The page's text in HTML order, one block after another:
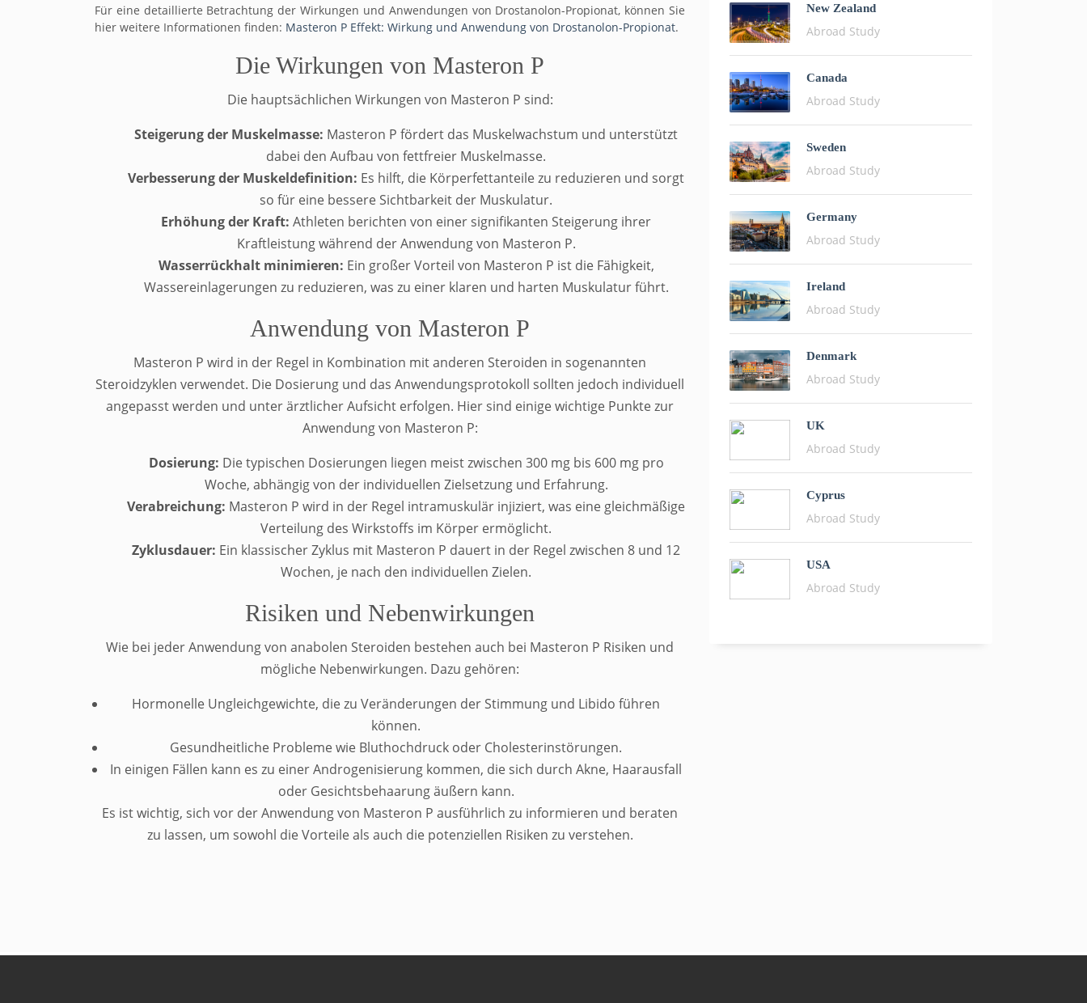
Für eine detaillierte Betrachtung der Wirkungen und Anwendungen von Drostanolon-Propionat, können Sie
hier weitere Informationen finden: Masteron P Effekt: Wirkung und Anwendung von Drostanolon-Propionat.
Die Wirkungen von Masteron P
Die hauptsächlichen Wirkungen von Masteron P sind:
Steigerung der Muskelmasse: Masteron P fördert das Muskelwachstum und unterstützt
dabei den Aufbau von fettfreier Muskelmasse.
Verbesserung der Muskeldefinition: Es hilft, die Körperfettanteile zu reduzieren und sorgt
so für eine bessere Sichtbarkeit der Muskulatur.
Erhöhung der Kraft: Athleten berichten von einer signifikanten Steigerung ihrer
Kraftleistung während der Anwendung von Masteron P.
Wasserrückhalt minimieren: Ein großer Vorteil von Masteron P ist die Fähigkeit,
Wassereinlagerungen zu reduzieren, was zu einer klaren und harten Muskulatur führt.
Anwendung von Masteron P
Masteron P wird in der Regel in Kombination mit anderen Steroiden in sogenannten
Steroidzyklen verwendet. Die Dosierung und das Anwendungsprotokoll sollten jedoch individuell
angepasst werden und unter ärztlicher Aufsicht erfolgen. Hier sind einige wichtige Punkte zur
Anwendung von Masteron P:
Dosierung: Die typischen Dosierungen liegen meist zwischen 300 mg bis 600 mg pro
Woche, abhängig von der individuellen Zielsetzung und Erfahrung.
Verabreichung: Masteron P wird in der Regel intramuskulär injiziert, was eine gleichmäßige
Verteilung des Wirkstoffs im Körper ermöglicht.
Zyklusdauer: Ein klassischer Zyklus mit Masteron P dauert in der Regel zwischen 8 und 12
Wochen, je nach den individuellen Zielen.
Risiken und Nebenwirkungen
Wie bei jeder Anwendung von anabolen Steroiden bestehen auch bei Masteron P Risiken und
mögliche Nebenwirkungen. Dazu gehören:
Hormonelle Ungleichgewichte, die zu Veränderungen der Stimmung und Libido führen
können.
Gesundheitliche Probleme wie Bluthochdruck oder Cholesterinstörungen.
In einigen Fällen kann es zu einer Androgenisierung kommen, die sich durch Akne, Haarausfall
oder Gesichtsbehaarung äußern kann.
Es ist wichtig, sich vor der Anwendung von Masteron P ausführlich zu informieren und beraten
zu lassen, um sowohl die Vorteile als auch die potenziellen Risiken zu verstehen.
New Zealand
Abroad Study
Canada
Abroad Study
Sweden
Abroad Study
Germany
Abroad Study
Ireland
Abroad Study
Denmark
Abroad Study
UK
Abroad Study
Cyprus
Abroad Study
USA
Abroad Study